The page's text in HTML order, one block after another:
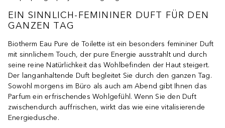
EIN SINNLICH-FEMININER DUFT FÜR DEN
GANZEN TAG
Biotherm Eau Pure de Toilette ist ein besonders femininer Duft
mit sinnlichem Touch, der pure Energie ausstrahlt und durch
seine reine Natürlichkeit das Wohlbefinden der Haut steigert.
Der langanhaltende Duft begleitet Sie durch den ganzen Tag.
Sowohl morgens im Büro als auch am Abend gibt Ihnen das
Parfum ein erfrischendes Wohlgefühl. Wenn Sie den Duft
zwischendurch auffrischen, wirkt das wie eine vitalisierende
Energiedusche.